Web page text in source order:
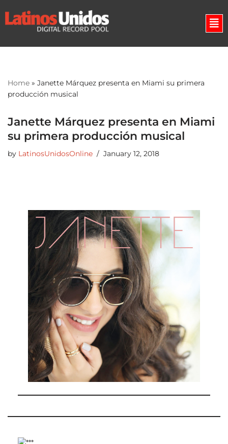
Skip
Home » Janette Márquez presenta en Miami su primera
producción musical
Janette Márquez presenta en Miami
su primera producción musical
by LatinosUnidosOnline January 12, 2018